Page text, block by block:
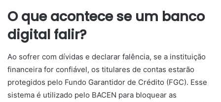
O que acontece se um banco
digital falir?
Ao sofrer com dívidas e declarar falência, se a instituição
financeira for confiável, os titulares de contas estarão
protegidos pelo Fundo Garantidor de Crédito (FGC). Esse
sistema é utilizado pelo BACEN para bloquear as